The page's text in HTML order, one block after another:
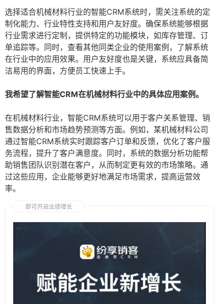
选择适合机械材料行业的智能CRM系统时，需关注系统的定
制化能力、行业特性支持和用户友好度。确保系统能够根据
行业需求进行定制，提供特定的功能模块，如库存管理、订
单追踪等。同时，查看其他同类企业的使用案例，了解系统
在行业中的应用效果。用户友好度也是关键，系统应具备简
洁易用的界面，方便员工快速上手。
我希望了解智能CRM在机械材料行业中的具体应用案例。
在机械材料行业，智能CRM系统可以用于客户关系管理、销
售数据分析和市场趋势预测等方面。例如，某机械材料公司
通过智能CRM系统实时跟踪客户订单和反馈，优化了客户服
务流程，提升了客户满意度。同时，系统的数据分析功能帮
助销售团队识别潜在客户，从而制定更有效的市场策略。通
过这些应用，企业能够更好地满足市场需求，提高运营效
率。
即可开启业绩增长